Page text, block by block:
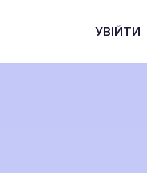
УВІЙТИ